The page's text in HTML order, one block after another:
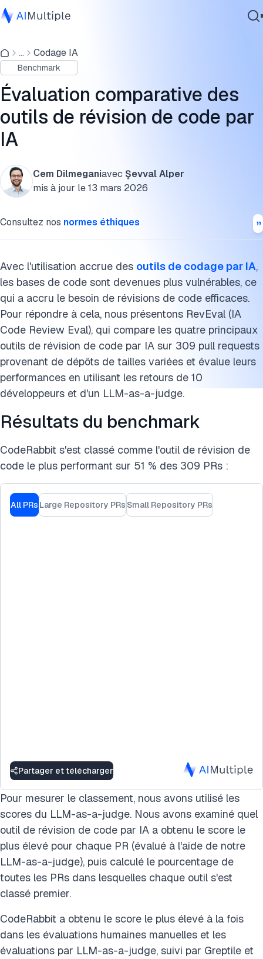
IA agentique
cybersécurité
Données
Logiciel d'entreprise
Services
Contactez-nous
... Codage IA
Benchmark
Évaluation comparative des
outils de révision de code par
IA
Cem Dilmeganiavec Şevval Alper
mis à jour le13 mars 2026
Consultez nos normes éthiques
Avec l'utilisation accrue des outils de codage par IA,
les bases de code sont devenues plus vulnérables, ce
qui a accru le besoin de révisions de code efficaces.
Pour répondre à cela, nous présentons RevEval (IA
Code Review Eval), qui compare les quatre principaux
outils de révision de code par IA sur 309 pull requests
provenant de dépôts de tailles variées et évalue leurs
performances en utilisant les retours de 10
développeurs et d'un LLM-as-a-judge.
Résultats du benchmark
CodeRabbit s'est classé comme l'outil de révision de
code le plus performant sur 51 % des 309 PRs :
All PRs Large Repository PRs Small Repository PRs
Partager et télécharger
Pour mesurer le classement, nous avons utilisé les
scores du LLM-as-a-judge. Nous avons examiné quel
outil de révision de code par IA a obtenu le score le
plus élevé pour chaque PR (évalué à l'aide de notre
LLM-as-a-judge), puis calculé le pourcentage de
toutes les PRs dans lesquelles chaque outil s'est
classé premier.
CodeRabbit a obtenu le score le plus élevé à la fois
dans les évaluations humaines manuelles et les
évaluations par LLM-as-a-judge, suivi par Greptile et
Comparaison détaillée
Fonctionnalités
Analyse approfondie des fonctionnalités
Composants et intégrations
Évaluations des développeurs
Qu'est-ce que la révision de code par IA ?
Avantages de la révision de code par IA
Bonnes pratiques pour l'utilisation des révisions de code
par IA
Remerciements
Citez ce benchmark